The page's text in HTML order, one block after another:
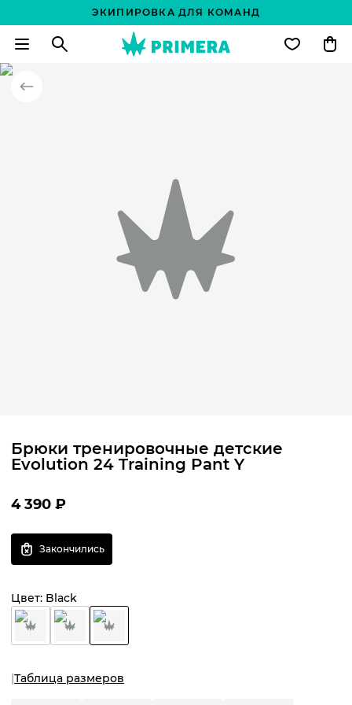
ЭКИПИРОВКА ДЛЯ КОМАНД
Брюки тренировочные детские
Evolution 24 Training Pant Y
4 390 ₽
Закончились
Цвет: Black
Таблица размеров